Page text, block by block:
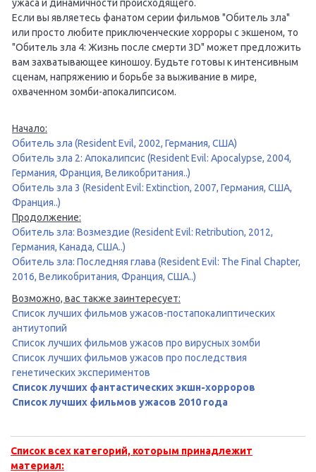
ужаса и динамичности происходящего.
Если вы являетесь фанатом серии фильмов "Обитель зла"
или просто любите приключенческие хорроры с экшеном, то
"Обитель зла 4: Жизнь после смерти 3D" может предложить
вам захватывающее киношоу. Будьте готовы к интенсивным
сценам, напряжению и борьбе за выживание в мире,
охваченном зомби-апокалипсисом.
Начало:
Обитель зла (Resident Evil, 2002, Германия, США)
Обитель зла 2: Апокалипсис (Resident Evil: Apocalypse, 2004,
Германия, Франция, Великобритания..)
Обитель зла 3 (Resident Evil: Extinction, 2007, Германия, США,
Франция..)
Продолжение:
Обитель зла: Возмездие (Resident Evil: Retribution, 2012,
Германия, Канада, США..)
Обитель зла: Последняя глава (Resident Evil: The Final Chapter,
2016, Великобритания, Франция, США..)
Возможно, вас также заинтересует:
Список лучших фильмов ужасов-постапокалиптических
антиутопий
Список лучших фильмов ужасов про вирусных зомби
Список лучших фильмов ужасов про последствия
генетических экспериментов
Список лучших фантастических экшн-хорроров
Список лучших фильмов ужасов 2010 года
Список всех категорий, которым принадлежит
материал: